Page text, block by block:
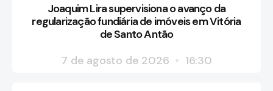
Joaquim Lira supervisiona o avanço da
regularização fundiária de imóveis em Vitória
de Santo Antão
7 de agosto de 2026
16:30